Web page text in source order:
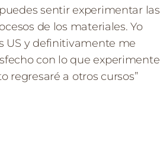
sentir experimentar las
de los materiales. Yo
US y definitivamente me
con lo que experimente
regresaré a otros cursos”